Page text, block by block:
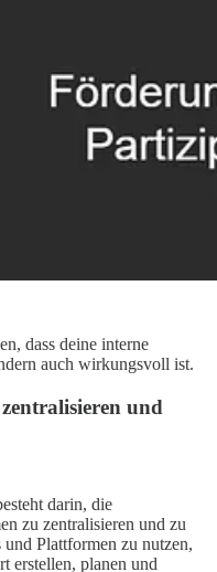
dass deine interne
auch wirkungsvoll ist.
und
darin, die
zu zentralisieren und zu
Plattformen zu nutzen,
erstellen, planen und